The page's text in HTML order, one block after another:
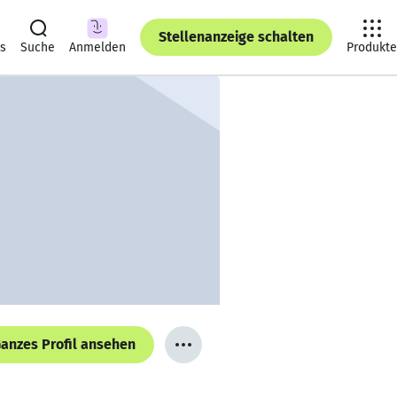
Suche Anmelden
Stellenanzeige schalten
Produkte
Profil ansehen